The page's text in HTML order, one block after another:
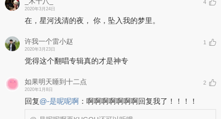
2020年3月24日
4
在，星河浅清的夜， 你，坠入我的梦里。
许我一个雷小赵
2020年3月23日
1
觉得这个翻唱专辑真的才是神专
如果明天睡到十二点
2020年1月8日
2
回复@-是呢呢啊 ： 啊啊啊啊啊啊啊回复我了！！！！